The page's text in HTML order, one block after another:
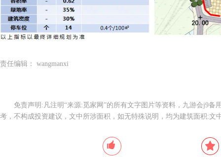
责任编辑： wangmanxi
免责声明:凡注明“来源:觅家网”的所有文字图片等资料，九游会j9
考，不构成投资建议，文中所涉面积，如无特殊说明，均为建筑面积:文